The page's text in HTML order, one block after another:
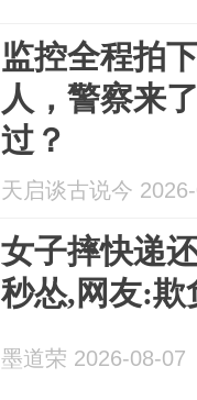
监控全程拍
人，警察来
过？
天启谈古说今
女子摔快递
秒怂,网友:欺
墨道荣 2026-08-07